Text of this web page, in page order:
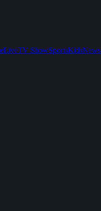
LiveTV ShowSportsKidsNews